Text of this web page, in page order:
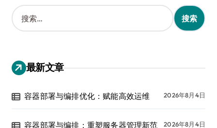
搜
索
：
最新文章
容器部署与编排优化：赋能高效运维 2026年8月4日
容器部署与编排：重塑服务器管理新范
2026年8月4日